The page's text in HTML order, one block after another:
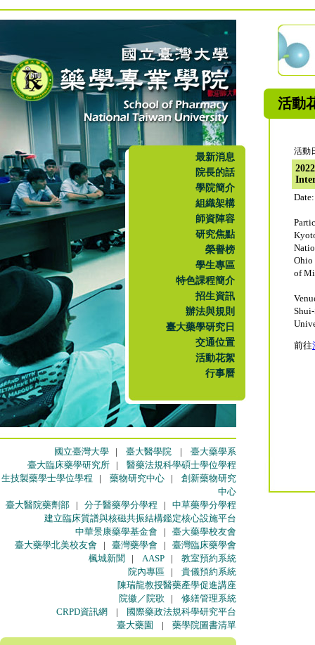
最新消息
院長的話
學院簡介
組織架構
師資陣容
研究焦點
榮譽榜
學生專區
特色課程簡介
招生資訊
辦法與規則
臺大藥學研究日
交通位置
活動花絮
行事曆
國立臺灣大學 | 臺大醫學院 | 臺大藥學系
臺大臨床藥學研究所 | 醫藥法規科學碩士學位學程
生技製藥學士學位學程 | 藥物研究中心 | 創新藥物研究
中心
臺大醫院藥劑部 | 分子醫藥學分學程 | 中草藥學分學程
建立臨床質譜與核磁共振結構鑑定核心設施平台
中華景康藥學基金會 | 臺大藥學校友會
臺大藥學北美校友會 | 臺灣藥學會 | 臺灣臨床藥學會
楓城新聞 | AASP | 教室預約系統
院內專區 | 貴儀預約系統
陳瑞龍教授醫藥產學促進講座
院徽／院歌 | 修繕管理系統
CRPD資訊網 |
國際藥政法規科學研究平台
臺大藥園
| 藥學院圖書清單
活動
活動
Ohio
of
前往